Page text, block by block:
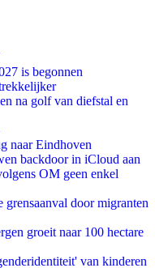
is begonnen
na golf van diefstal en
naar Eindhoven
backdoor in iCloud aan
OM geen enkel
grensaanval door migranten
groeit naar 100 hectare
van kinderen